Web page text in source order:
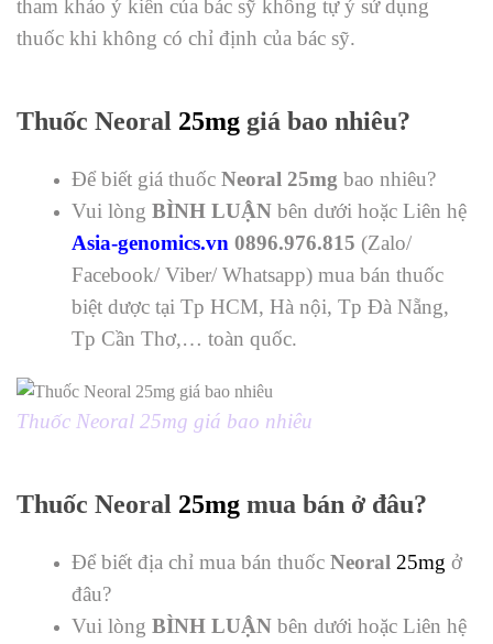
tham khảo ý kiến của bác sỹ không tự ý sử dụng
thuốc khi không có chỉ định của bác sỹ.
Thuốc Neoral 25mg giá bao nhiêu?
Để biết giá thuốc Neoral 25mg bao nhiêu?
Vui lòng BÌNH LUẬN bên dưới hoặc Liên hệ
Asia-genomics.vn 0896.976.815 (Zalo/
Facebook/ Viber/ Whatsapp) mua bán thuốc
biệt dược tại Tp HCM, Hà nội, Tp Đà Nẵng,
Tp Cần Thơ,… toàn quốc.
Thuốc Neoral 25mg giá bao nhiêu
Thuốc Neoral 25mg mua bán ở đâu?
Để biết địa chỉ mua bán thuốc Neoral 25mg ở
đâu?
Vui lòng BÌNH LUẬN bên dưới hoặc Liên hệ